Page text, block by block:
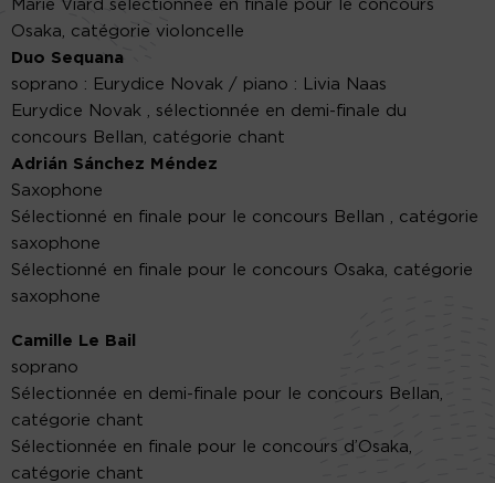
Marie Viard sélectionnée en finale pour le concours
Osaka, catégorie violoncelle
Duo Sequana
soprano : Eurydice Novak / piano : Livia Naas
Eurydice Novak , sélectionnée en demi-finale du
concours Bellan, catégorie chant
Adrián Sánchez Méndez
Saxophone
Sélectionné en finale pour le concours Bellan , catégorie
saxophone
Sélectionné en finale pour le concours Osaka, catégorie
saxophone
Camille Le Bail
soprano
Sélectionnée en demi-finale pour le concours Bellan,
catégorie chant
Sélectionnée en finale pour le concours d’Osaka,
catégorie chant